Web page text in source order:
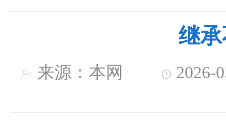
继
来源：本网